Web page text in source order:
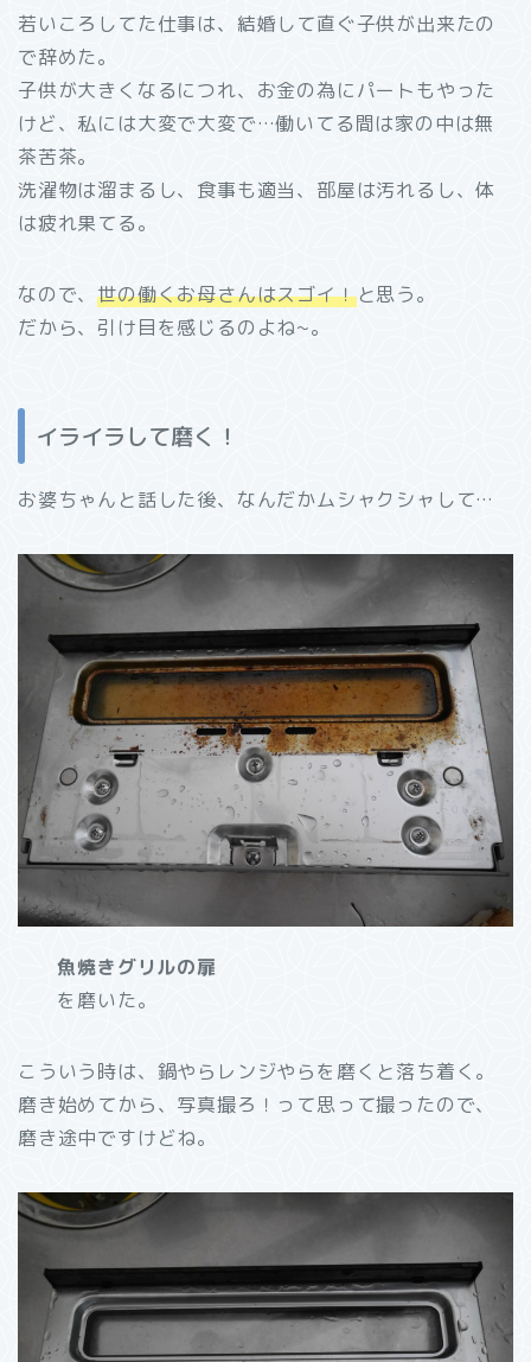
若いころしてた仕事は、結婚して直ぐ子供が出来たの
で辞めた。
子供が大きくなるにつれ、お金の為にパートもやった
けど、私には大変で大変で…働いてる間は家の中は無
茶苦茶。
洗濯物は溜まるし、食事も適当、部屋は汚れるし、体
は疲れ果てる。
なので、世の働くお母さんはスゴイ！と思う。
だから、引け目を感じるのよね~。
イライラして磨く！
お婆ちゃんと話した後、なんだかムシャクシャして…
魚焼きグリルの扉
を磨いた。
こういう時は、鍋やらレンジやらを磨くと落ち着く。
磨き始めてから、写真撮ろ！って思って撮ったので、
磨き途中ですけどね。